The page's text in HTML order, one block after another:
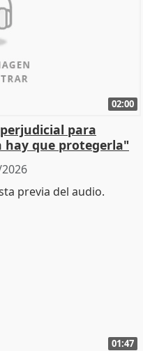
02:00
para
hay que protegerla"
01:47